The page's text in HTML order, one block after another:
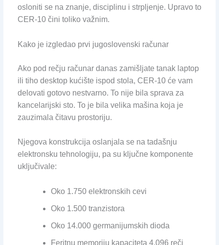
osloniti se na znanje, disciplinu i strpljenje. Upravo to
CER-10 čini toliko važnim.
Kako je izgledao prvi jugoslovenski računar
Ako pod rečju računar danas zamišljate tanak laptop
ili tiho desktop kućište ispod stola, CER-10 će vam
delovati gotovo nestvarno. To nije bila sprava za
kancelarijski sto. To je bila velika mašina koja je
zauzimala čitavu prostoriju.
Njegova konstrukcija oslanjala se na tadašnju
elektronsku tehnologiju, pa su ključne komponente
uključivale:
Oko 1.750 elektronskih cevi
Oko 1.500 tranzistora
Oko 14.000 germanijumskih dioda
Feritnu memoriju kapaciteta 4.096 reči